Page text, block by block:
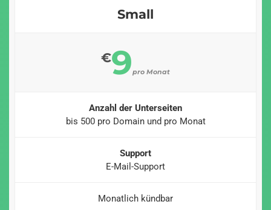
Small
€9pro Monat
Anzahl der Unterseiten
bis 500 pro Domain und pro Monat
Support
E-Mail-Support
Monatlich kündbar